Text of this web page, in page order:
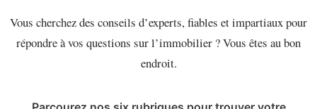
Vous cherchez des conseils d’experts, fiables et impartiaux pour
répondre à vos questions sur l’immobilier ? Vous êtes au bon
endroit.